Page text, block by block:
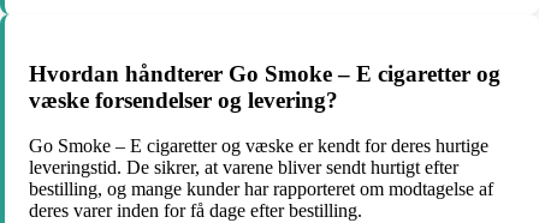
Hvordan håndterer Go Smoke – E cigaretter og
væske forsendelser og levering?
Go Smoke – E cigaretter og væske er kendt for deres hurtige
leveringstid. De sikrer, at varene bliver sendt hurtigt efter
bestilling, og mange kunder har rapporteret om modtagelse af
deres varer inden for få dage efter bestilling.